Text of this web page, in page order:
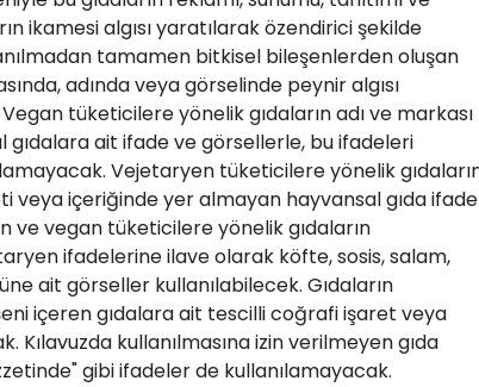
ikamesi algısı yaratılarak özendirici şekilde
tamamen bitkisel bileşenlerden oluşan
adında veya görselinde peynir algısı
tüketicilere yönelik gıdaların adı ve markası
ait ifade ve görsellerle, bu ifadeleri
Vejetaryen tüketicilere yönelik
veya içeriğinde yer almayan hayvansal gıda ifade
vegan tüketicilere yönelik gıdaların
ifadelerine ilave olarak köfte, sosis, salam,
ait görseller kullanılabilecek. Gıdaların
içeren gıdalara ait tescilli coğrafi işaret veya
Kılavuzda kullanılmasına izin verilmeyen gıda
gibi ifadeler de kullanılamayacak.